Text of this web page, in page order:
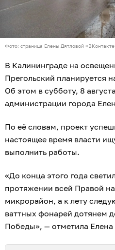
Фото: страница Елены Дятловой
В Калининграде на
Прегольский планируется
Об этом в субботу, 8
администрации города
По её словам, проект
настоящее время власти
выполнить работы.
«До конца этого года
протяжении всей Правой
микрорайон, а к лету
ваттных фонарей дотянем
Победы», — отметила Елена